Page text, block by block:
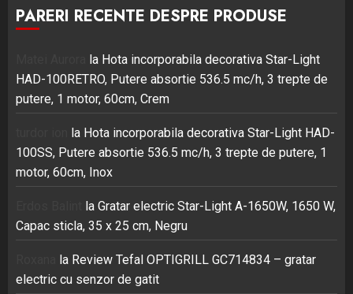
PARERI RECENTE DESPRE PRODUSE
la Hota incorporabila decorativa Star-Light
HAD-100RETRO, Putere absortie 536.5 mc/h, 3 trepte de
putere, 1 motor, 60cm, Crem
la Hota incorporabila decorativa Star-Light HAD-
100SS, Putere absortie 536.5 mc/h, 3 trepte de putere, 1
motor, 60cm, Inox
la Gratar electric Star-Light A-1650W, 1650 W,
Capac sticla, 35 x 25 cm, Negru
la Review Tefal OPTIGRILL GC714834 – gratar
electric cu senzor de gatit